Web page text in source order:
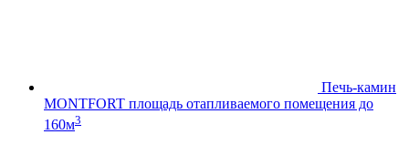
Печь-камин
MONTFORT площадь отапливаемого помещения до
160м3